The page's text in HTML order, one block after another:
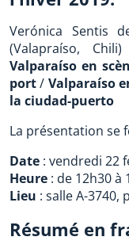
Verónica Sentis
(Valapraíso,
Valparaíso en
port/ Valparaíso
la ciudad-puerto
La présentation se
Date : vendredi 22
Heure : de 12h30 à
Lieu : salle A-3740,
Résumé en